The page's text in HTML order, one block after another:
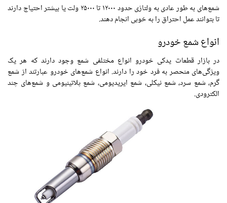
شمع‌هایبه طور عادی به ولتاژیحدود۱۲۰۰۰تا۲۵۰۰۰ولت یا بیشتراحتیاجدارند
تا بتوانند عملاحتراقرا به خوبی انجام دهند.
انواع شمع خودرو
در بازار قطعات یدکی خودرو انواع مختلفی شمع وجود دارند که هر یک
ویژگی‌های منحصر به فرد خود را دارند. انواع شمع‌های خودروعبارتند ازشمع
گرم، شمع سرد، شمع نیکلی، شمع ایریدیومی، شمع پلاتینیومی و شمع‌های چند
الکترودی.